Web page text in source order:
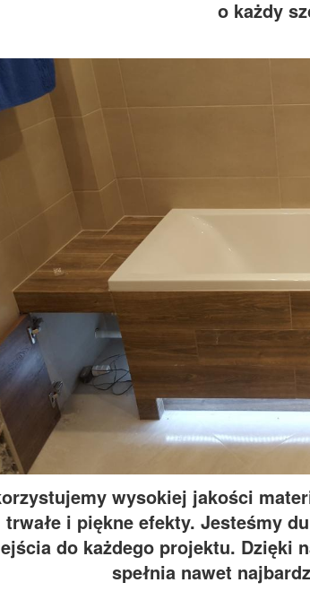
o każdy
wysokiej jakości
trwałe i piękne efekty. Jesteśmy
do każdego projektu. Dzięki
spełnia nawet